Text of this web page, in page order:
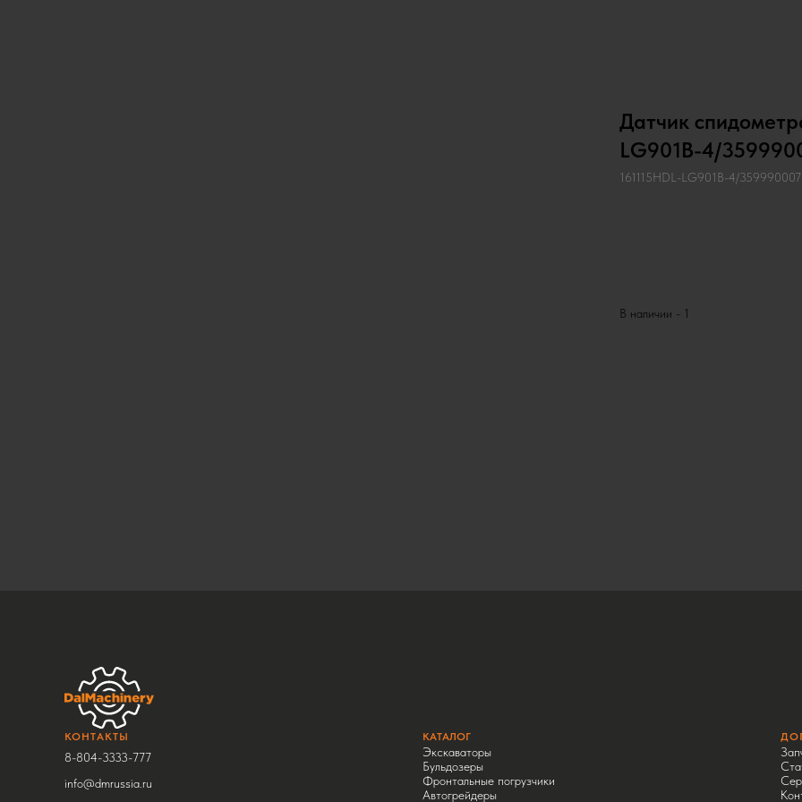
Датчик
LG901B-4/
161115HDL-LG901B-4/
В наличии - 1
КОНТАКТЫ
8-804-3333-777
info@dmrussia.ru
КАТАЛОГ
Экскаваторы
Бульдозеры
Фронтальные погрузчики
Автогрейдеры